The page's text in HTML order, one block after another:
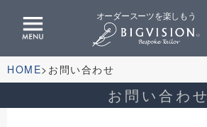
オーダースーツを楽しもう
HOME お問い合わせ
お問い合わせ